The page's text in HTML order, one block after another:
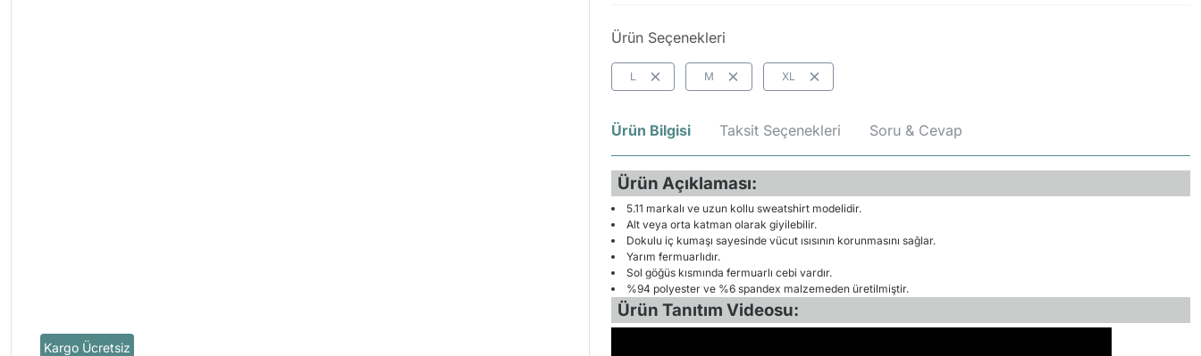
Kargo Ücretsiz
Ürün Seçenekleri
L M XL
Ürün Bilgisi Taksit Seçenekleri Soru & Cevap
Ürün Açıklaması:
5.11 markalı ve uzun kollu sweatshirt modelidir.
Alt veya orta katman olarak giyilebilir.
Dokulu iç kumaşı sayesinde vücut ısısının korunmasını sağlar.
Yarım fermuarlıdır.
Sol göğüs kısmında fermuarlı cebi vardır.
%94 polyester ve %6 spandex malzemeden üretilmiştir.
Ürün Tanıtım Videosu: